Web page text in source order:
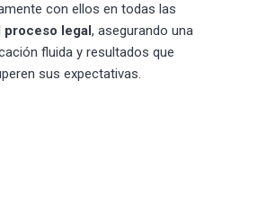
con ellos en todas las
proceso legal, asegurando una
fluida y resultados que
sus expectativas.